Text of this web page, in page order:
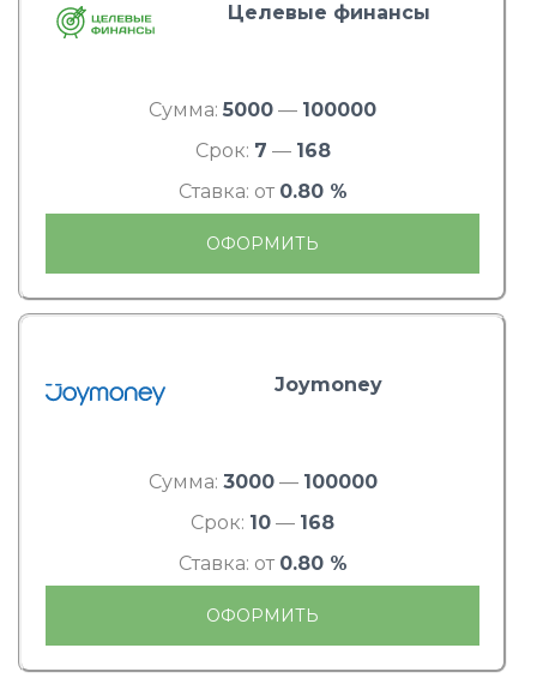
Целевые финансы
Сумма: 5000 — 100000
Срок: 7 — 168
Ставка: от 0.80 %
ОФОРМИТЬ
Joymoney
Сумма: 3000— 100000
Срок: 10 — 168
Ставка: от 0.80 %
ОФОРМИТЬ